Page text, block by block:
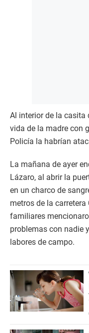
Al interior de la casita
vida de la madre con
Policía la habrían
La mañana de ayer
Lázaro, al abrir la
en un charco de
metros de la
familiares
problemas con nadie
labores de campo.